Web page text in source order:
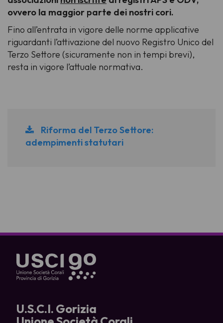
ovvero la maggior parte dei nostri cori.
Fino all’entrata in vigore delle norme applicative
riguardanti l’attivazione del nuovo Registro Unico del
Terzo Settore (sicuramente non in tempi brevi),
resta in vigore l’attuale normativa.
Riforma del Terzo Settore:
adempimenti statutari
U.S.C.I. Gorizia